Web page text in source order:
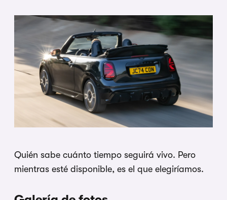
Quién sabe cuánto tiempo seguirá vivo. Pero
mientras esté disponible, es el que elegiríamos.